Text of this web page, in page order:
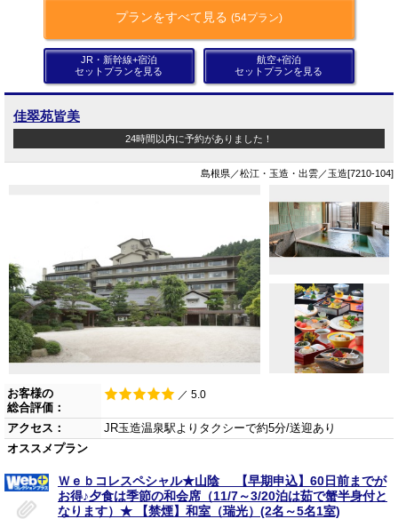
プランをすべて見る (54プラン)
JR・新幹線+宿泊
セットプランを見る
航空+宿泊
セットプランを見る
佳翠苑皆美
24時間以内に予約がありました！
島根県／松江・玉造・出雲／玉造[7210-104]
お客様の
総合評価：
／ 5.0
アクセス：
JR玉造温泉駅よりタクシーで約5分/送迎あり
オススメプラン
Ｗｅｂコレスペシャル★山陰 【早期申込】60日前までが
お得♪夕食は季節の和会席（11/7～3/20泊は茹で蟹半身付と
なります）★ 【禁煙】和室（瑞光）(2名～5名1室)